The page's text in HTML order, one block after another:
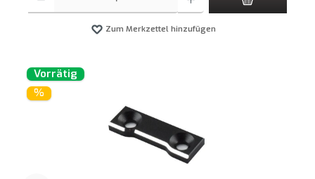
Zum Merkzettel hinzufügen
Vorrätig
%